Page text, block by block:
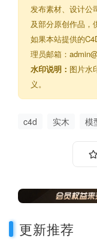
发布素材、设计公
及部分原创作品，
如果本站提供的
理员邮箱：
水印说明： 图片水
义。
c4d 实木 模
更新推荐